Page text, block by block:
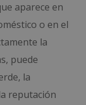
aparece en
o en el
la
puede
la
reputación